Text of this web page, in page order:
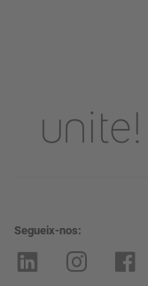
Segueix-nos